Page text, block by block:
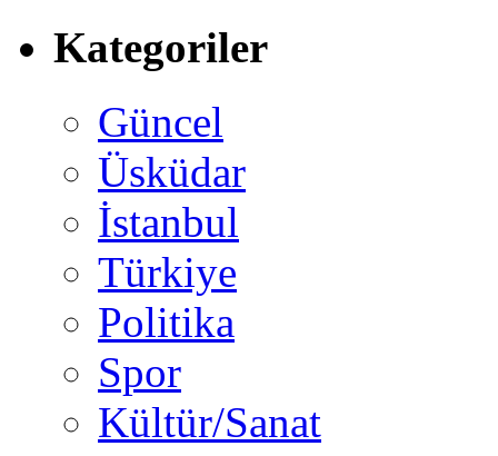
Kategoriler
Güncel
Üsküdar
İstanbul
Türkiye
Politika
Spor
Kültür/Sanat